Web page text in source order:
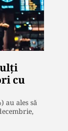
cu
au ales să